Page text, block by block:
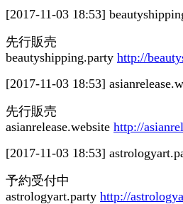
[2017-11-03 18:53]
先行販売
beautyshipping.party http://
[2017-11-03 18:53]
先行販売
asianrelease.website http://
[2017-11-03 18:53]
予約受付中
astrologyart.party http://